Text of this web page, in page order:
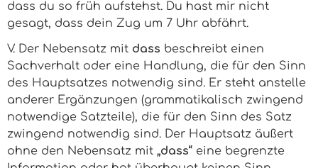
dass du so früh aufstehst. Du hast mir nicht
gesagt, dass dein Zug um 7 Uhr abfährt.
V. Der Nebensatz mit dass beschreibt einen
Sachverhalt oder eine Handlung, die für den Sinn
des Hauptsatzes notwendig sind. Er steht anstelle
anderer Ergänzungen (grammatikalisch zwingend
notwendige Satzteile), die für den Sinn des Satz
zwingend notwendig sind. Der Hauptsatz äußert
ohne den Nebensatz mit „dass“ eine begrenzte